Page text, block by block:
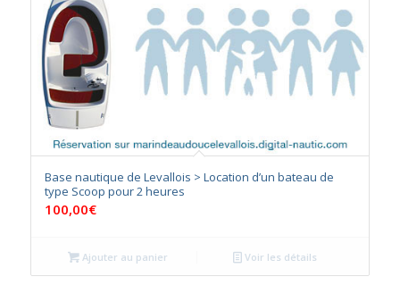
Base nautique de Levallois > Location d’un bateau de
type Scoop pour 2 heures
100,00€
Ajouter au panier Voir les détails